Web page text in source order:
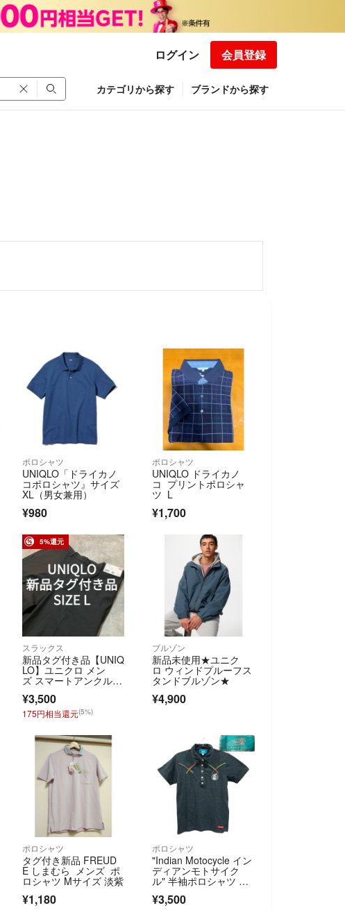
ログイン 会員登録
カテゴリから探す ブランドから探す
ポロシャツ
UNIQLO「ドライカノ
コポロシャツ』サイズ
XL（男女兼用）
¥980
ポロシャツ
UNIQLO ドライカノ
コ プリントポロシャ
ツ L
¥1,700
5%還元
スラックス
新品タグ付き品【UNIQ
LO】ユニクロ メン
ズ スマートアンクルパ
ク スラックス トラウ
ザーパンツ
¥3,500
175円相当還元(5%)
ブルゾン
新品未使用★ユニク
ロ ウィンドプルーフス
タンドブルゾン★
¥4,900
ポロシャツ
タグ付き新品 FREUD
E しまむら メンズ ポ
ロシャツ Mサイズ 淡紫
¥1,180
ポロシャツ
"Indian Motocycle イン
ディアンモトサイク
ル" 半袖ポロシャツ レ
¥3,500